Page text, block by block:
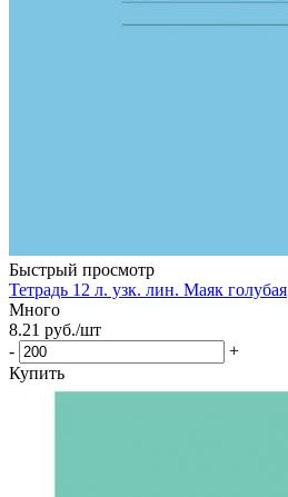
Быстрый просмотр
Тетрадь 12 л. узк. лин. Маяк голубая
Много
8.21 руб./шт
-
+
Купить